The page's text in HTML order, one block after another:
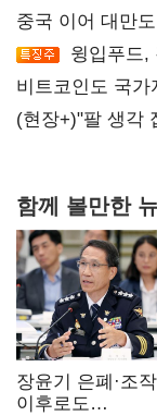
중국 이어 대만
윙입푸드,
비트코인도 국
숙제
(현장+)"팔 생각
함께 볼만한
장윤기 은폐·조작
이후로도